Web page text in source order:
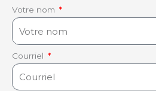
Votre nom
Courriel